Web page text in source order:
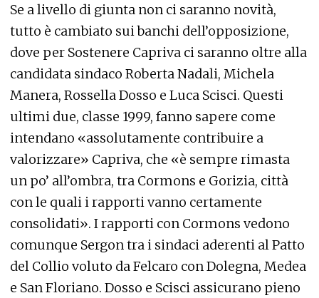
Se a livello di giunta non ci saranno novità,
tutto è cambiato sui banchi dell’opposizione,
dove per Sostenere Capriva ci saranno oltre alla
candidata sindaco Roberta Nadali, Michela
Manera, Rossella Dosso e Luca Scisci. Questi
ultimi due, classe 1999, fanno sapere come
intendano «assolutamente contribuire a
valorizzare» Capriva, che «è sempre rimasta
un po’ all’ombra, tra Cormons e Gorizia, città
con le quali i rapporti vanno certamente
consolidati». I rapporti con Cormons vedono
comunque Sergon tra i sindaci aderenti al Patto
del Collio voluto da Felcaro con Dolegna, Medea
e San Floriano. Dosso e Scisci assicurano pieno